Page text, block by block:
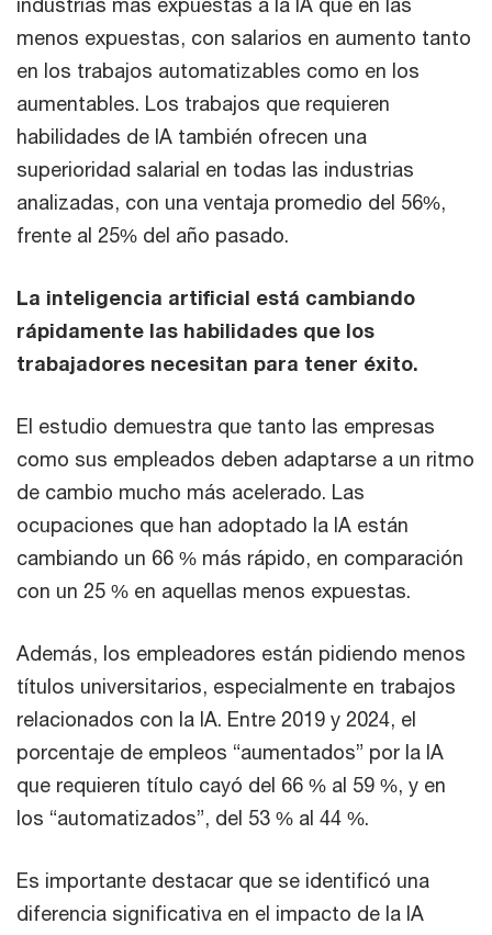
menos expuestas, con salarios en aumento tanto
en los trabajos automatizables como en los
aumentables. Los trabajos que requieren
habilidades de IA también ofrecen una
superioridad salarial en todas las industrias
analizadas, con una ventaja promedio del 56%,
frente al 25% del año pasado.
La inteligencia artificial está cambiando
rápidamente las habilidades que los
trabajadores necesitan para tener éxito.
El estudio demuestra que tanto las empresas
como sus empleados deben adaptarse a un ritmo
de cambio mucho más acelerado. Las
ocupaciones que han adoptado la IA están
cambiando un 66 % más rápido, en comparación
con un 25 % en aquellas menos expuestas.
Además, los empleadores están pidiendo menos
títulos universitarios, especialmente en trabajos
relacionados con la IA. Entre 2019 y 2024, el
porcentaje de empleos “aumentados” por la IA
que requieren título cayó del 66 % al 59 %, y en
los “automatizados”, del 53 % al 44 %.
Es importante destacar que se identificó una
diferencia significativa en el impacto de la IA